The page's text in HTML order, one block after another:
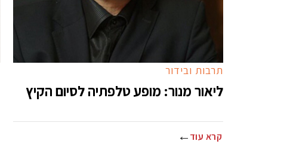
תרבות ובידור
ליאור מנור: מופע טלפתיה לסיום הקיץ
קרא עוד